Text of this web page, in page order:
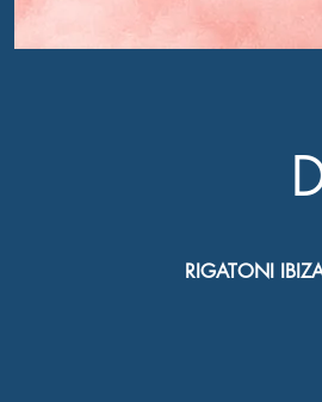
RIGATONI